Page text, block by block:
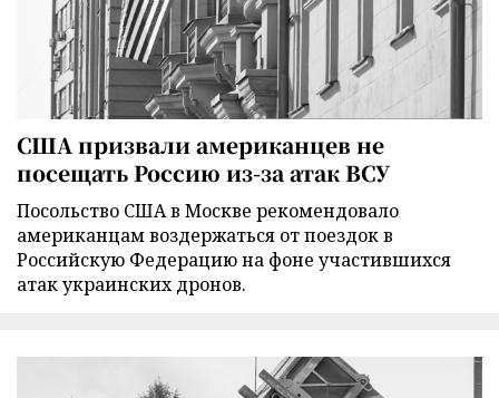
США призвали американцев не
посещать Россию из-за атак ВСУ
Посольство США в Москве рекомендовало
американцам воздержаться от поездок в
Российскую Федерацию на фоне участившихся
атак украинских дронов.